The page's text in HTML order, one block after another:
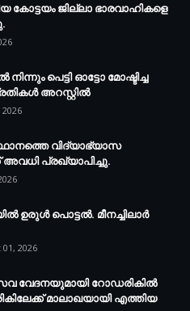
കോട്ടയം ജില്ലാ ഭാരവാഹികളെ
പെട്ടി ഓട്ടോ മോഷ്ടിച്ച
അറസ്റ്റില്‍
വിദ്യാഭ്യാസ
പ്രഖ്യാപിച്ചു.
ഉരുള്‍ പൊട്ടല്‍. മീനച്ചിലാര്‍
2026
വേദനയുമായി റോഡരികില്‍
മാലാഖയായി എത്തിയ